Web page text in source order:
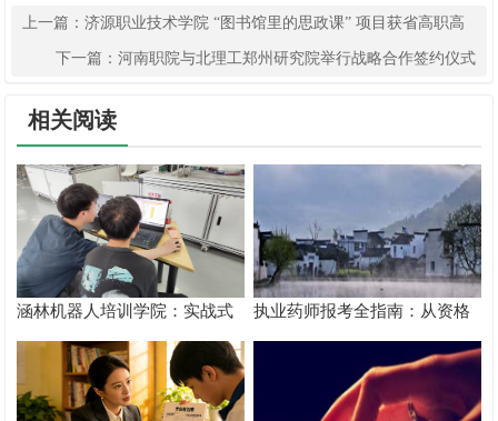
上一篇：济源职业技术学院 “图书馆里的思政课” 项目获省高职高
专图书馆服务创新大赛一等奖
下一篇： 河南职院与北理工郑州研究院举行战略合作签约仪式
相关阅读
涵林机器人培训学院：实战式
教学如何炼成
执业药师报考全指南：从资格
核验到备考落地完整手册